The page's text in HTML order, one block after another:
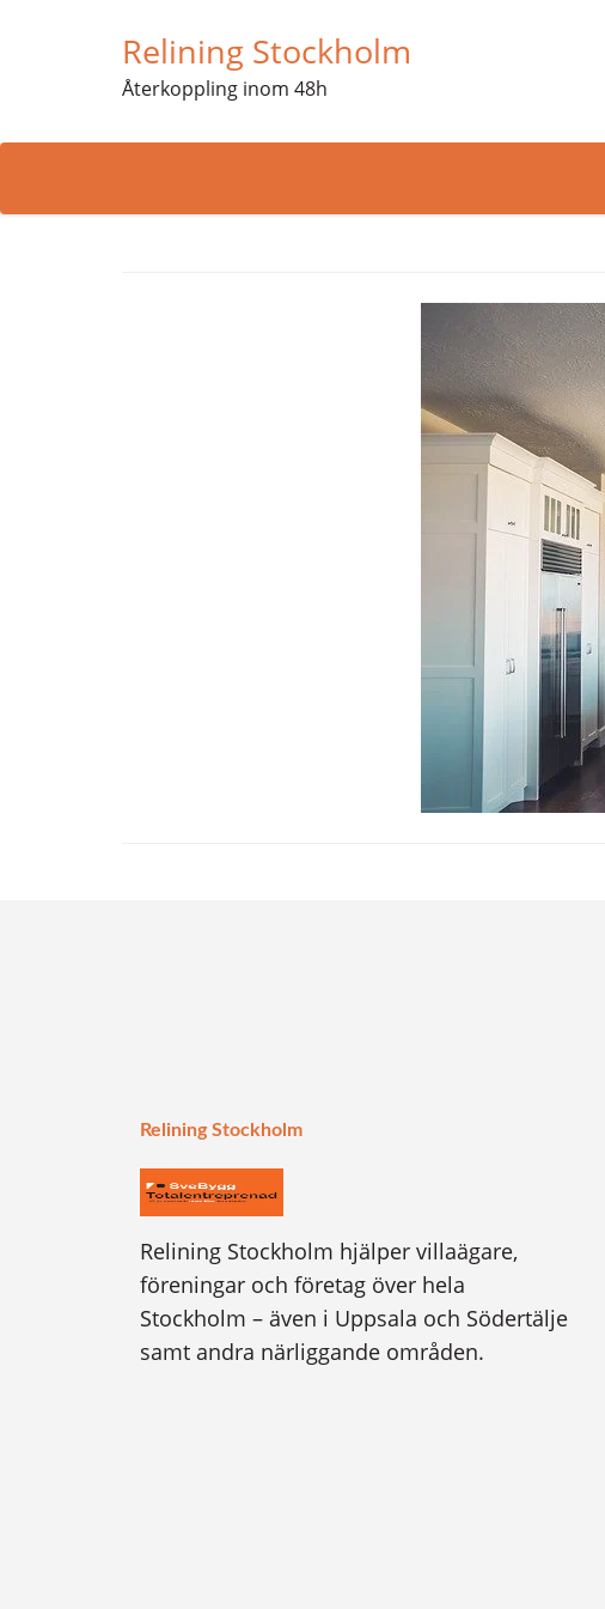
Relining Stockholm
Återkoppling inom 48h
Relining Stockholm
Relining Stockholm hjälper villaägare,
föreningar och företag över hela
Stockholm – även i Uppsala och Södertälje
samt andra närliggande områden.